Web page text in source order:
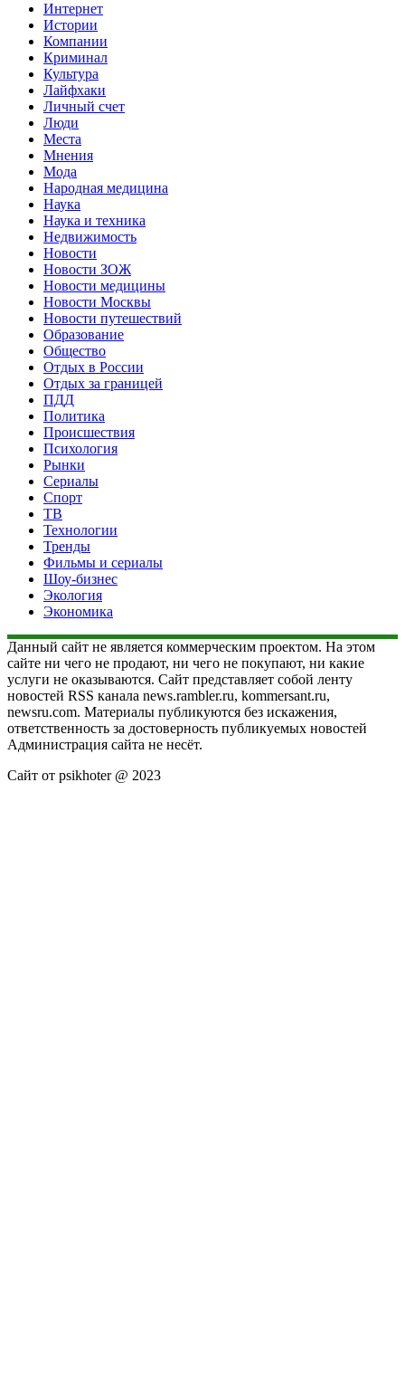
Интернет
Истории
Компании
Криминал
Культура
Лайфхаки
Личный счет
Люди
Места
Мнения
Мода
Народная медицина
Наука
Наука и техника
Недвижимость
Новости
Новости ЗОЖ
Новости медицины
Новости Москвы
Новости путешествий
Образование
Общество
Отдых в России
Отдых за границей
ПДД
Политика
Происшествия
Психология
Рынки
Сериалы
Спорт
ТВ
Технологии
Тренды
Фильмы и сериалы
Шоу-бизнес
Экология
Экономика
Данный сайт не является коммерческим проектом. На этом
сайте ни чего не продают, ни чего не покупают, ни какие
услуги не оказываются. Сайт представляет собой ленту
новостей RSS канала news.rambler.ru, kommersant.ru,
newsru.com. Материалы публикуются без искажения,
ответственность за достоверность публикуемых новостей
Администрация сайта не несёт.
Сайт от psikhoter @ 2023